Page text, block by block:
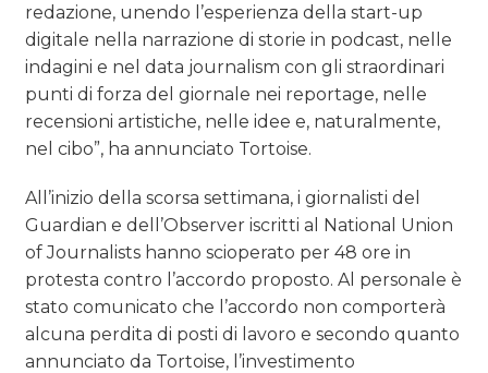
redazione, unendo l’esperienza della start-up
digitale nella narrazione di storie in podcast, nelle
indagini e nel data journalism con gli straordinari
punti di forza del giornale nei reportage, nelle
recensioni artistiche, nelle idee e, naturalmente,
nel cibo”, ha annunciato Tortoise.
All’inizio della scorsa settimana, i giornalisti del
Guardian e dell’Observer iscritti al National Union
of Journalists hanno scioperato per 48 ore in
protesta contro l’accordo proposto. Al personale è
stato comunicato che l’accordo non comporterà
alcuna perdita di posti di lavoro e secondo quanto
annunciato da Tortoise, l’investimento